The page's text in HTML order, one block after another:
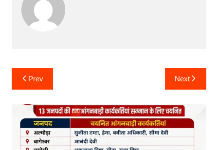
Post
navigation
Prev Next